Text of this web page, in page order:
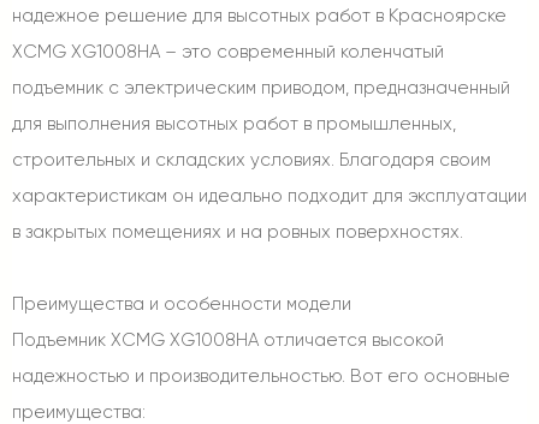
надежное решение для высотных работ в Красноярске
XCMG XG1008HA – это современный коленчатый
подъемник с электрическим приводом, предназначенный
для выполнения высотных работ в промышленных,
строительных и складских условиях. Благодаря своим
характеристикам он идеально подходит для эксплуатации
в закрытых помещениях и на ровных поверхностях.
Преимущества и особенности модели
Подъемник XCMG XG1008HA отличается высокой
надежностью и производительностью. Вот его основные
преимущества: